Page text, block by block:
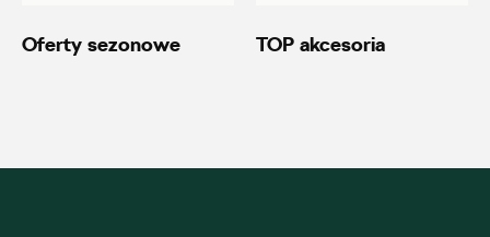
Oferty sezonowe TOP akcesoria
ul. Skrzetuskiego 11, Płock - Nowe Gulczewo